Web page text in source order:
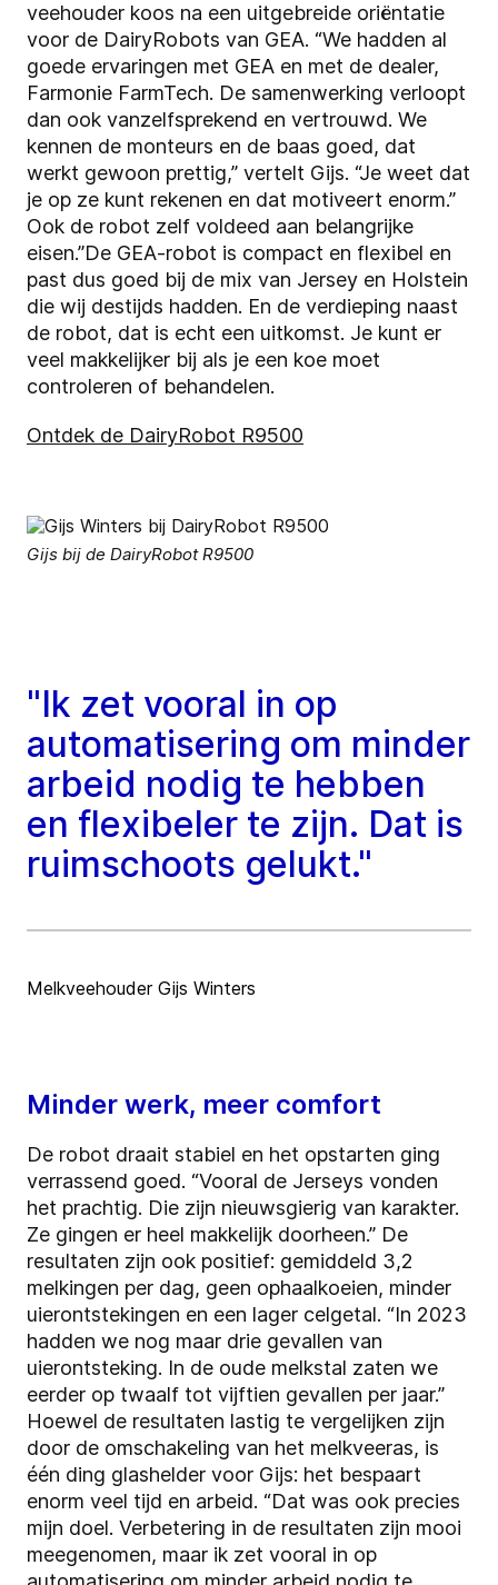
veehouder koos na een uitgebreide oriëntatie
voor de DairyRobots van GEA. “We hadden al
goede ervaringen met GEA en met de dealer,
Farmonie FarmTech. De samenwerking verloopt
dan ook vanzelfsprekend en vertrouwd. We
kennen de monteurs en de baas goed, dat
werkt gewoon prettig,” vertelt Gijs. “Je weet dat
je op ze kunt rekenen en dat motiveert enorm.”
Ook de robot zelf voldeed aan belangrijke
eisen.”De GEA-robot is compact en flexibel en
past dus goed bij de mix van Jersey en Holstein
die wij destijds hadden. En de verdieping naast
de robot, dat is echt een uitkomst. Je kunt er
veel makkelijker bij als je een koe moet
controleren of behandelen.
Ontdek de DairyRobot R9500
Gijs bij de DairyRobot R9500
"Ik zet vooral in op
automatisering om minder
arbeid nodig te hebben
en flexibeler te zijn. Dat is
ruimschoots gelukt."
Melkveehouder Gijs Winters
Minder werk, meer comfort
De robot draait stabiel en het opstarten ging
verrassend goed. “Vooral de Jerseys vonden
het prachtig. Die zijn nieuwsgierig van karakter.
Ze gingen er heel makkelijk doorheen.” De
resultaten zijn ook positief: gemiddeld 3,2
melkingen per dag, geen ophaalkoeien, minder
uierontstekingen en een lager celgetal. “In 2023
hadden we nog maar drie gevallen van
uierontsteking. In de oude melkstal zaten we
eerder op twaalf tot vijftien gevallen per jaar.”
Hoewel de resultaten lastig te vergelijken zijn
door de omschakeling van het melkveeras, is
één ding glashelder voor Gijs: het bespaart
enorm veel tijd en arbeid. “Dat was ook precies
mijn doel. Verbetering in de resultaten zijn mooi
meegenomen, maar ik zet vooral in op